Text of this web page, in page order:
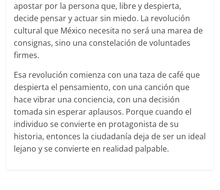
apostar por la persona que, libre y despierta,
decide pensar y actuar sin miedo. La revolución
cultural que México necesita no será una marea de
consignas, sino una constelación de voluntades
firmes.
Esa revolución comienza con una taza de café que
despierta el pensamiento, con una canción que
hace vibrar una conciencia, con una decisión
tomada sin esperar aplausos. Porque cuando el
individuo se convierte en protagonista de su
historia, entonces la ciudadanía deja de ser un ideal
lejano y se convierte en realidad palpable.